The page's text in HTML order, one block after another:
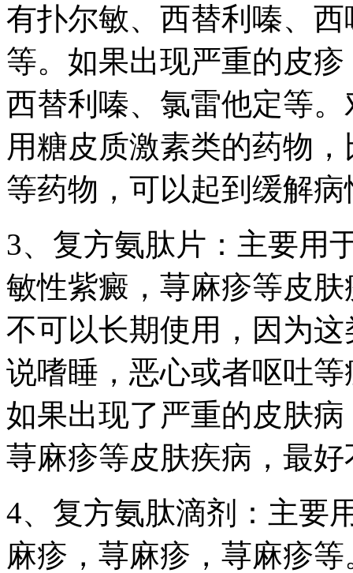
有扑尔敏、西替利嗪、
等。如果出现严重的皮
西替利嗪、氯雷他定等
用糖皮质激素类的药物
等药物，可以起到缓解
3、复方氨肽片：主要用
敏性紫癜，荨麻疹等皮
不可以长期使用，因为
说嗜睡，恶心或者呕吐
如果出现了严重的皮肤
荨麻疹等皮肤疾病，最
4、复方氨肽滴剂：主要
麻疹，荨麻疹，荨麻疹